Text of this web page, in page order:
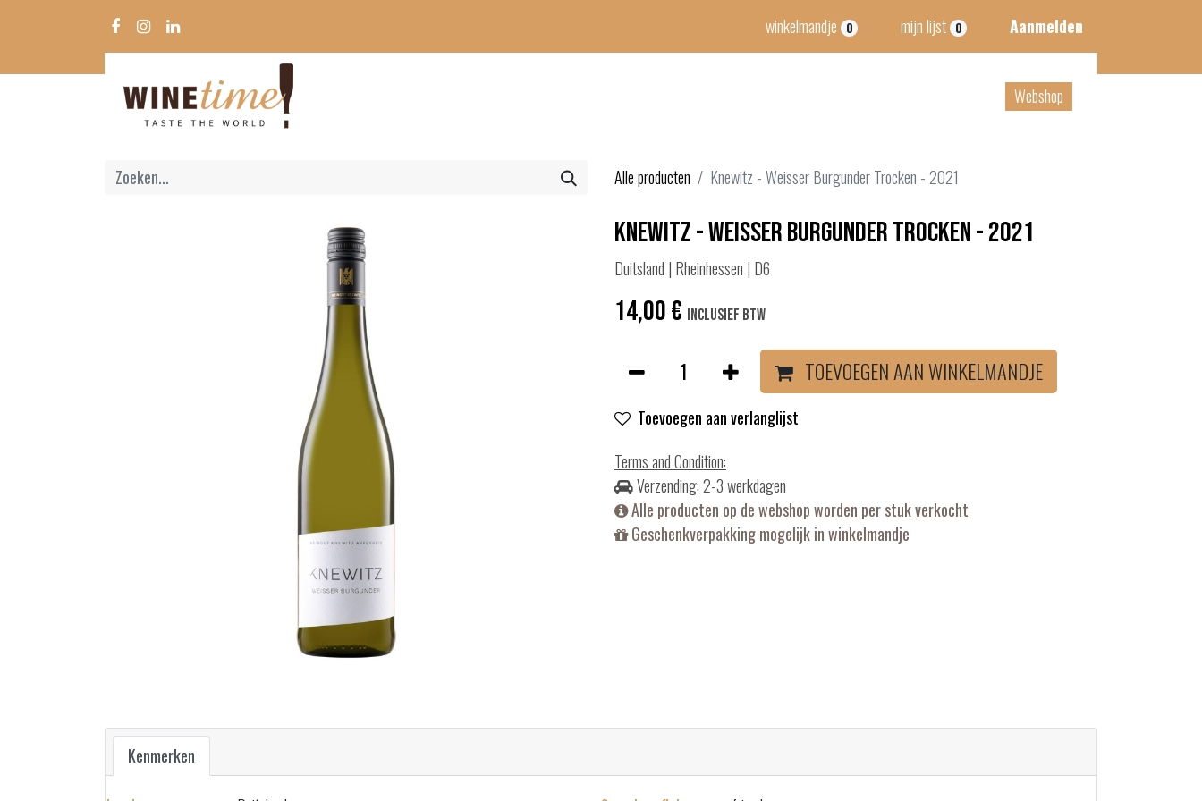
winkelmandje 0 mijn lijst 0 Aanmelden
Webshop
Alle producten Knewitz - Weisser Burgunder Trocken - 2021
Knewitz - Weisser Burgunder Trocken - 2021
Duitsland | Rheinhessen | D6
14,00€ Inclusief btw
TOEVOEGEN AAN WINKELMANDJE
Toevoegen aan verlanglijst
Terms and Condition:
Verzending: 2-3 werkdagen
Alle producten op de webshop worden per stuk verkocht
Geschenkverpakking mogelijk in winkelmandje
Kenmerken